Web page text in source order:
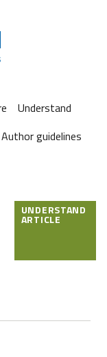
Understand
Author guidelines
UNDERSTAND
ARTICLE